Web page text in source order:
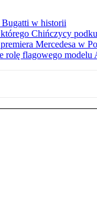
Bugatti w historii
Chińczycy
Mercedesa w
rolę flagowego modelu